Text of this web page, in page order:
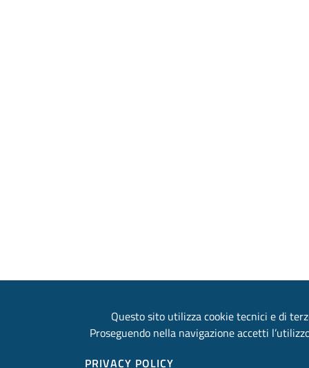
Questo sito utilizza cookie tecnici e di
Proseguendo nella navigazione accetti
PRIVACY POLICY